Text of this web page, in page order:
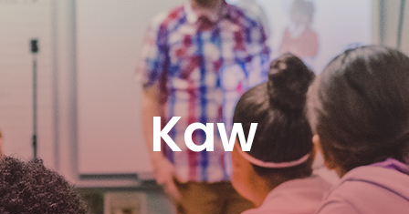
Kaw